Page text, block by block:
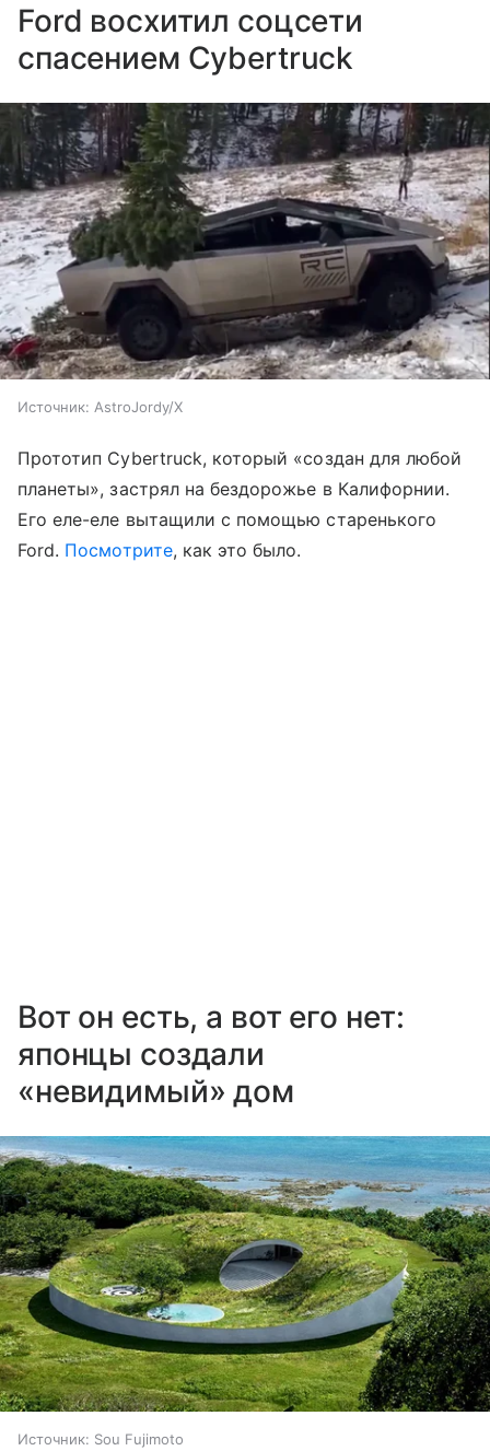
Ford восхитил соцсети
спасением Cybertruck
Источник: AstroJordy/X
Прототип Cybertruck, который «создан для любой
планеты», застрял на бездорожье в Калифорнии.
Его еле-еле вытащили с помощью старенького
Ford. Посмотрите, как это было.
Вот он есть, а вот его нет:
японцы создали
«невидимый» дом
Источник: Sou Fujimoto